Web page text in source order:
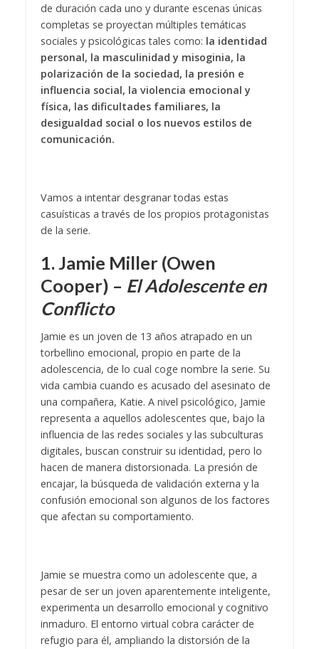
de duración cada uno y durante escenas únicas
completas se proyectan múltiples temáticas
sociales y psicológicas tales como: la identidad
personal, la masculinidad y misoginia, la
polarización de la sociedad, la presión e
influencia social, la violencia emocional y
física, las dificultades familiares, la
desigualdad social o los nuevos estilos de
comunicación.
Vamos a intentar desgranar todas estas
casuísticas a través de los propios protagonistas
de la serie.
1. Jamie Miller (Owen
Cooper) – El Adolescente en
Conflicto
Jamie es un joven de 13 años atrapado en un
torbellino emocional, propio en parte de la
adolescencia, de lo cual coge nombre la serie. Su
vida cambia cuando es acusado del asesinato de
una compañera, Katie. A nivel psicológico, Jamie
representa a aquellos adolescentes que, bajo la
influencia de las redes sociales y las subculturas
digitales, buscan construir su identidad, pero lo
hacen de manera distorsionada. La presión de
encajar, la búsqueda de validación externa y la
confusión emocional son algunos de los factores
que afectan su comportamiento.
Jamie se muestra como un adolescente que, a
pesar de ser un joven aparentemente inteligente,
experimenta un desarrollo emocional y cognitivo
inmaduro. El entorno virtual cobra carácter de
refugio para él, ampliando la distorsión de la